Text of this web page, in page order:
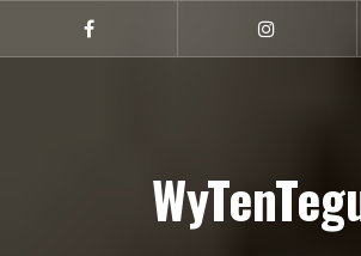
treści
Facebook